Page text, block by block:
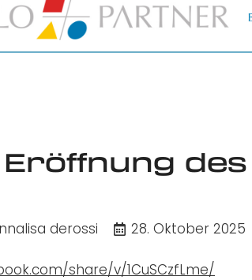
Eröffnung
derossi 28. Oktober 2025
share/v/1CuSCzfLme/